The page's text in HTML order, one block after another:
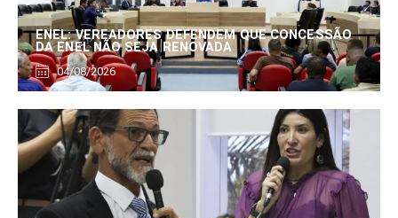
ENEL: VEREADORES DEFENDEM QUE CONCESSÃO
DA ENEL NÃO SEJA RENOVADA
04/08/2026